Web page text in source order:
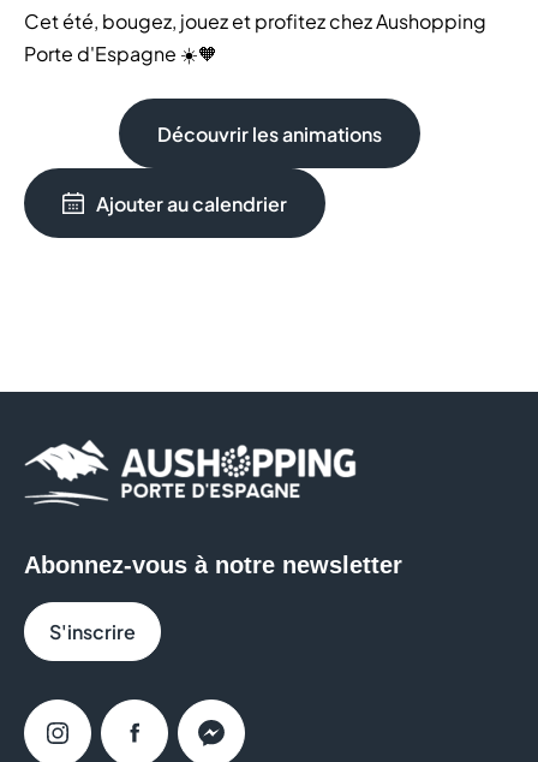
Cet été, bougez, jouez et profitez chez Aushopping
Porte d'Espagne ☀️🧡
Découvrir les animations
Ajouter au calendrier
Abonnez-vous à notre newsletter
S'inscrire
InstagramFacebookMessenger